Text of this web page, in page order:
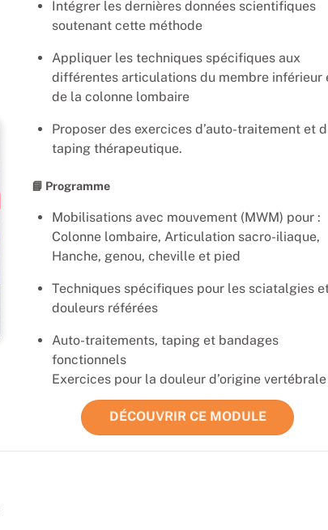
Intégrer les dernières données scientifiques
soutenant cette méthode
Appliquer les techniques spécifiques aux
différentes articulations du membre inférieur
de la colonne lombaire
Proposer des exercices d’auto-traitement et
taping thérapeutique.
📘 Programme
Mobilisations avec mouvement (MWM) pour :
Colonne lombaire, Articulation sacro-iliaque,
Hanche, genou, cheville et pied
Techniques spécifiques pour les sciatalgies
douleurs référées
Auto-traitements, taping et bandages
fonctionnels
Exercices pour la douleur d’origine vertébrale
DÉCOUVRIR CE MODULE